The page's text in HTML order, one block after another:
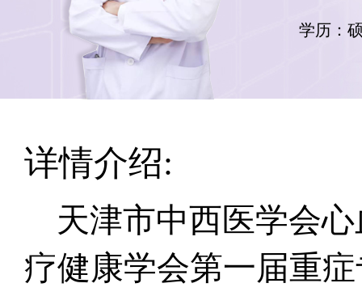
学历：
详情介绍:
天津市中西医学会
疗健康学会第一届重